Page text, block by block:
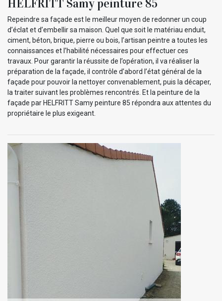
HELFRITT Samy peinture 85
Repeindre sa façade est le meilleur moyen de redonner un coup
d’éclat et d’embellir sa maison. Quel que soit le matériau enduit,
ciment, béton, brique, pierre ou bois, l’artisan peintre a toutes les
connaissances et l’habilité nécessaires pour effectuer ces
travaux. Pour garantir la réussite de l’opération, il va réaliser la
préparation de la façade, il contrôle d’abord l’état général de la
façade pour pouvoir la nettoyer convenablement, puis la décaper,
la traiter suivant les problèmes rencontrés. Et la peinture de la
façade par HELFRITT Samy peinture 85 répondra aux attentes du
propriétaire le plus exigeant.